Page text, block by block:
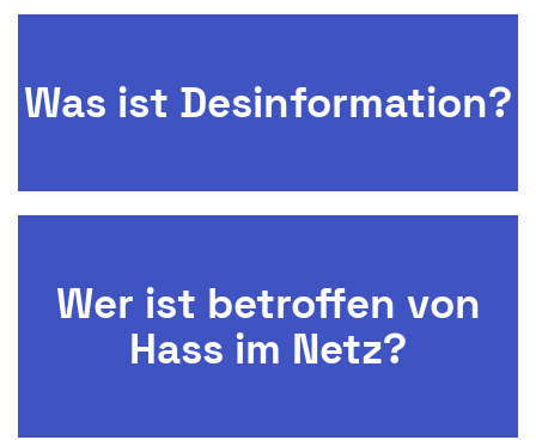
Was ist Desinformation?
Wer ist betroffen von
Hass im Netz?